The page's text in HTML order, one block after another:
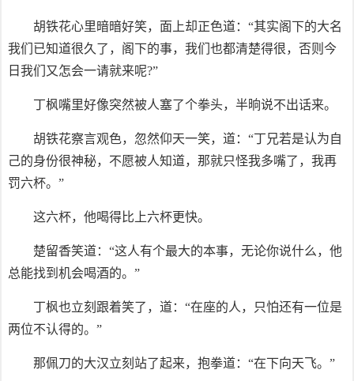
胡铁花心里暗暗好笑，面上却正色道：“其实阁下的大名
我们已知道很久了，阁下的事，我们也都清楚得很，否则今
日我们又怎会一请就来呢?”
丁枫嘴里好像突然被人塞了个拳头，半晌说不出话来。
胡铁花察言观色，忽然仰天一笑，道：“丁兄若是认为自
己的身份很神秘，不愿被人知道，那就只怪我多嘴了，我再
罚六杯。”
这六杯，他喝得比上六杯更快。
楚留香笑道：“这人有个最大的本事，无论你说什么，他
总能找到机会喝酒的。”
丁枫也立刻跟着笑了，道：“在座的人，只怕还有一位是
两位不认得的。”
那佩刀的大汉立刻站了起来，抱拳道：“在下向天飞。”